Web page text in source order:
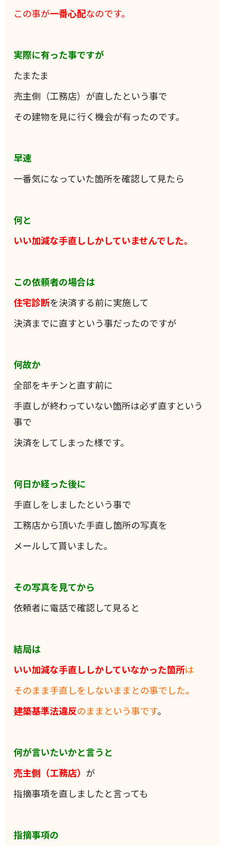
この事が一番心配なのです。
実際に有った事ですが
たまたま
売主側（工務店）が直したという事で
その建物を見に行く機会が有ったのです。
早速
一番気になっていた箇所を確認して見たら
何と
いい加減な手直ししかしていませんでした。
この依頼者の場合は
住宅診断を決済する前に実施して
決済までに直すという事だったのですが
何故か
全部をキチンと直す前に
手直しが終わっていない箇所は必ず直すという
事で
決済をしてしまった様です。
何日か経った後に
手直しをしましたという事で
工務店から頂いた手直し箇所の写真を
メールして貰いました。
その写真を見てから
依頼者に電話で確認して見ると
結局は
いい加減な手直ししかしていなかった箇所は
そのまま手直しをしないままとの事でした。
建築基準法違反のままという事です。
何が言いたいかと言うと
売主側（工務店） が
指摘事項を直しましたと言っても
指摘事項の